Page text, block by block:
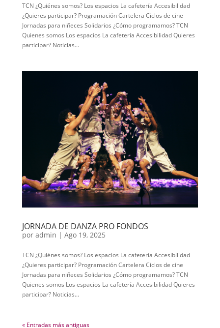
TCN ¿Quiénes somos? Los espacios La cafetería Accesibilidad
¿Quieres participar? Programación Cartelera Ciclos de cine
Jornadas para niñeces Solidarios ¿Cómo programamos? TCN
Quienes somos Los espacios La cafetería Accesibilidad Quieres
participar? Noticias...
JORNADA DE DANZA PRO FONDOS
por admin | Ago 19, 2025
TCN ¿Quiénes somos? Los espacios La cafetería Accesibilidad
¿Quieres participar? Programación Cartelera Ciclos de cine
Jornadas para niñeces Solidarios ¿Cómo programamos? TCN
Quienes somos Los espacios La cafetería Accesibilidad Quieres
participar? Noticias...
« Entradas más antiguas